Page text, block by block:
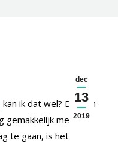
dec
13
2019
kan ik dat wel? Dat kun
gemakkelijk met een
te gaan, is het